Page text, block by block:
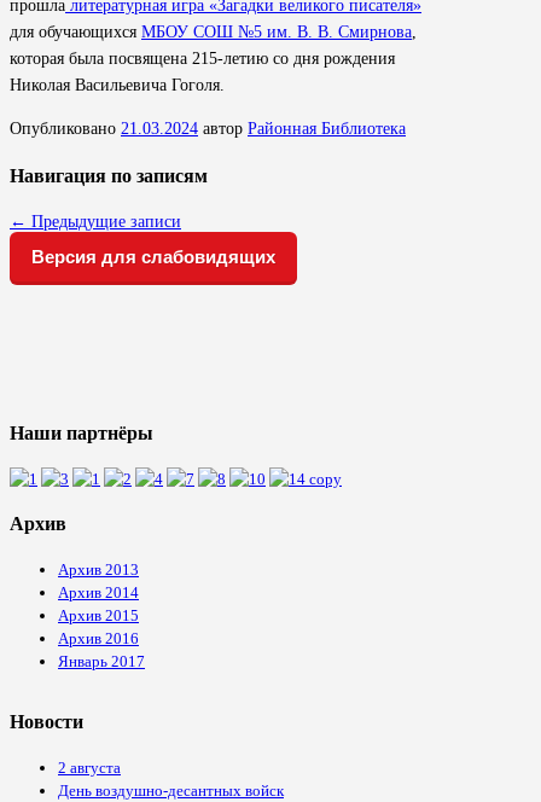
прошла литературная игра «Загадки великого писателя»
для обучающихся МБОУ СОШ №5 им. В. В. Смирнова,
которая была посвящена 215-летию со дня рождения
Николая Васильевича Гоголя.
Опубликовано 21.03.2024 автор Районная Библиотека
Навигация по записям
← Предыдущие записи
Версия для слабовидящих
Наши партнёры
Архив
Архив 2013
Архив 2014
Архив 2015
Архив 2016
Январь 2017
Новости
2 августа
День воздушно-десантных войск